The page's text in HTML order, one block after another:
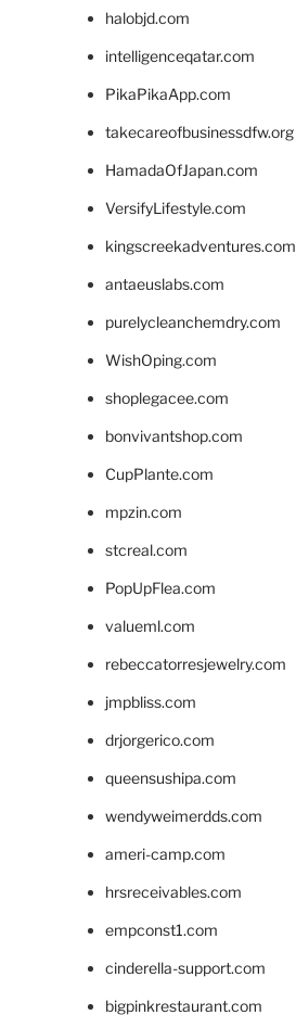
halobjd.com
intelligenceqatar.com
PikaPikaApp.com
takecareofbusinessdfw.org
HamadaOfJapan.com
VersifyLifestyle.com
kingscreekadventures.com
antaeuslabs.com
purelycleanchemdry.com
WishOping.com
shoplegacee.com
bonvivantshop.com
CupPlante.com
mpzin.com
stcreal.com
PopUpFlea.com
valueml.com
rebeccatorresjewelry.com
jmpbliss.com
drjorgerico.com
queensushipa.com
wendyweimerdds.com
ameri-camp.com
hrsreceivables.com
empconst1.com
cinderella-support.com
bigpinkrestaurant.com